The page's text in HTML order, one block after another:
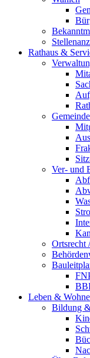
Rathaus &
Ver- und
Ortsrecht
Leben &
Bildung